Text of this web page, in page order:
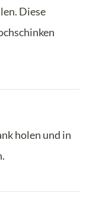
Diese
holen und in